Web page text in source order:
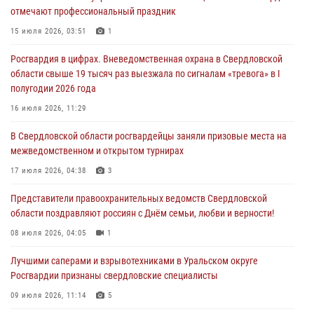
30 июля 2026, 11:33
спартакиады «Динамо» памяти погибшего офицера милиции
Православные священники поддержали росгвардейцев в зоне СВО
Свердловские росгвардейцы завоевали медали на окружном
чемпионате по комплексному единоборству
отмечают профессиональный праздник
15 июля 2026, 03:51 1
Росгвардия в цифрах. Вневедомственная охрана в Свердловской
области свыше 19 тысяч раз выезжала по сигналам «тревога» в I
полугодии 2026 года
16 июля 2026, 11:29
В Свердловской области росгвардейцы заняли призовые места на
межведомственном и открытом турнирах
17 июля 2026, 04:38 3
Представители правоохранительных ведомств Свердловской
области поздравляют россиян с Днём семьи, любви и верности!
08 июля 2026, 04:05 1
Лучшими саперами и взрывотехниками в Уральском округе
Росгвардии признаны свердловские специалисты
09 июля 2026, 11:14 5